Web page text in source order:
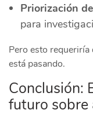
Priorización
para
Pero esto
está pasando.
Conclusión:
futuro sobre